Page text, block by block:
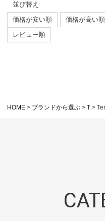
並び替え
価格が安い順
価格が高い順
レビュー順
HOME ブランドから選ぶ T